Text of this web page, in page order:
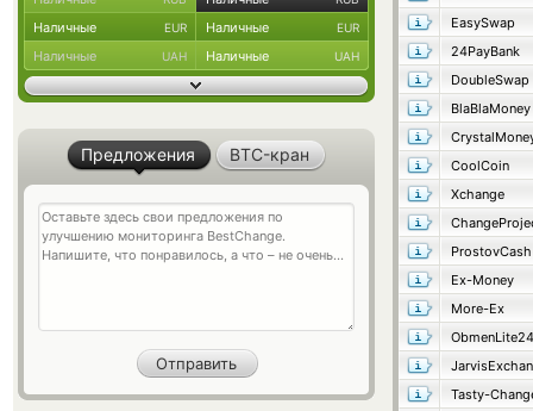
EasySwap
24PayBank
DoubleSwap
BlaBlaMoney
CoolCoin
Xchange
ProstovCash
Ex-Money
More-Ex
ObmenLite24
Tasty-
Наличные EUR Наличные EUR
Наличные UAH Наличные UAH
Предложения BTC-кран